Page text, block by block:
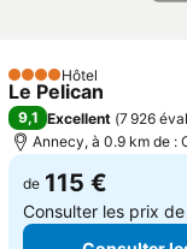
Montagne
Chambéry - Savoie
4 ÉtoilesHôtel
Le Pelican
9,1 Excellent (7 926
Annecy, à 0.9 km de :
de 115 €
Consulter les prix